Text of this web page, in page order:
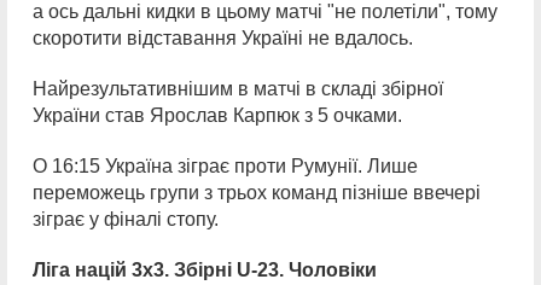
а ось дальні кидки в цьому матчі "не полетіли", тому
скоротити відставання Україні не вдалось.
Найрезультативнішим в матчі в складі збірної
України став Ярослав Карпюк з 5 очками.
О 16:15 Україна зіграє проти Румунії. Лише
переможець групи з трьох команд пізніше ввечері
зіграє у фіналі стопу.
Ліга націй 3х3. Збірні U-23. Чоловіки